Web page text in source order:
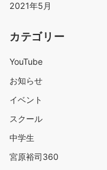
2021年5月
カテゴリー
YouTube
お知らせ
イベント
スクール
中学生
宮原裕司360